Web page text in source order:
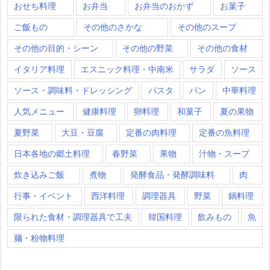
おせち料理 お弁当 お弁当のおかず お菓子
ご飯もの その他のさかな その他のスープ
その他の目的・シーン その他の野菜 その他の食材
イタリア料理 エスニック料理・中南米 サラダ ソース
ソース・調味料・ドレッシング パスタ パン 中華料理
人気メニュー 健康料理 卵料理 和菓子 夏の果物
夏野菜 大豆・豆腐 定番の肉料理 定番の魚料理
日本各地の郷土料理 春野菜 果物 汁物・スープ
炊き込みご飯 煮物 発酵食品・発酵調味料 肉
行事・イベント 西洋料理 調理器具 野菜 鍋料理
限られた食材・調理器具で工夫 韓国料理 飲みもの 魚
麺・粉物料理